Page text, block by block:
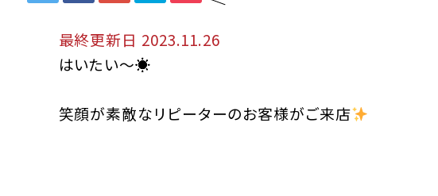
最終更新日 2023.11.26
はいたい～☀
笑顔が素敵なリピーターのお客様がご来店